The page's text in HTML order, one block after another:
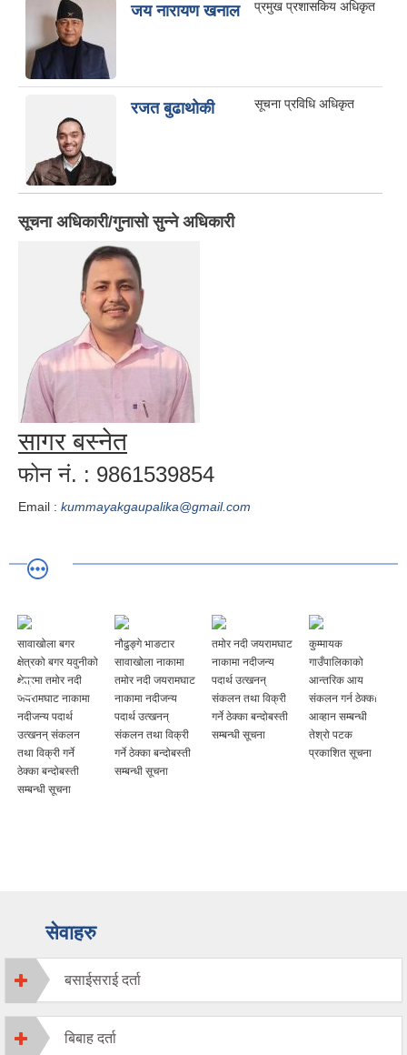
जय नारायण खनाल प्रमुख प्रशासकिय अधिकृत
रजत बुढाथोकी सूचना प्रविधि अधिकृत
सूचना अधिकारी/गुनासो सुन्ने अधिकारी
सागर बस्‍नेत
फोन नं. : 9861539854
Email : kummayakgaupalika@gmail.com
सावाखोला बगर
क्षेत्रको बगर यवुनीको
क्षेत्रमा तमोर नदी
जयरामघाट नाकामा
नदीजन्य पदार्थ
उत्खनन् संकलन
तथा विक्री गर्ने
ठेक्का बन्दोबस्ती
सम्बन्धी सूचना
नौढुङ्गे भाङटार
सावाखोला नाकामा
तमोर नदी जयरामघाट
नाकामा नदीजन्य
पदार्थ उत्खनन्
संकलन तथा विक्री
गर्ने ठेक्का बन्दोबस्ती
सम्बन्धी सूचना
तमोर नदी जयरामघाट
नाकामा नदीजन्य
पदार्थ उत्खनन्
संकलन तथा विक्री
गर्ने ठेक्का बन्दोबस्ती
सम्बन्धी सूचना
कुम्मायक
गाउँपालिकाको
आन्तरिक आय
संकलन गर्न ठेक्का
आव्हान सम्बन्धी
तेश्रो पटक
प्रकाशित सूचना
सेवाहरु
बसाईसराई दर्ता
बिबाह दर्ता